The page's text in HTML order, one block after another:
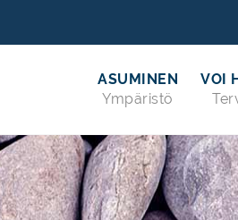
ASUMINEN
Ympäristö
VOI